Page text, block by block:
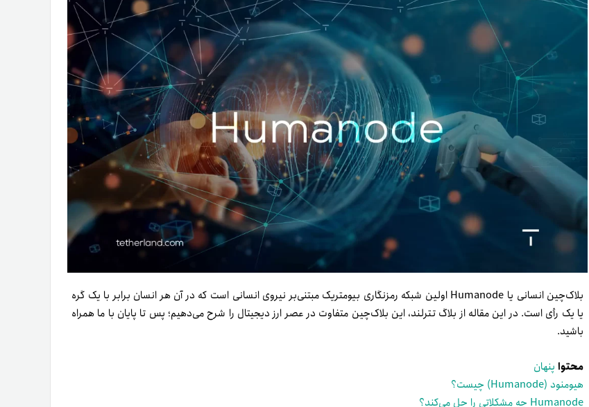
خروج
بلاک‌چین انسانی یا Humanode اولین شبکه رمزنگاری بیومتریک مبتنی‌بر نیروی انسانی است که در آن هر‌ انسان برابر با یک گره
یا یک رأی است. در این مقاله از بلاگ تترلند، این بلاک‌چین متفاوت در عصر ارز دیجیتال را شرح می‌دهیم؛ پس تا پایان با ما همراه
باشید.
محتوا پنهان
هیومنود (Humanode) چیست؟
Humanode چه مشکلاتی را حل می‌کند؟